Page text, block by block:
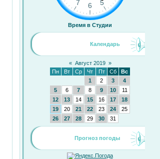
Время в Студии
Календарь
« Август 2019 »
Пн
Вт Ср Чт Пт Сб
Вс
1
2 3
4
5
6 7 8 9 10
11
12
13 14 15 16 17
18
19
20 21 22 23 24
25
26
27 28 29 30 31
Прогноз погоды